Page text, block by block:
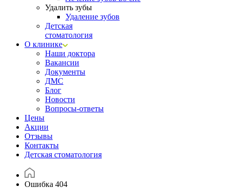
Удалить зубы
Удаление зубов
Детская
стоматология
О клинике
Наши доктора
Вакансии
Документы
ДМС
Блог
Новости
Вопросы-ответы
Цены
Акции
Отзывы
Контакты
Детская стоматология
Ошибка 404